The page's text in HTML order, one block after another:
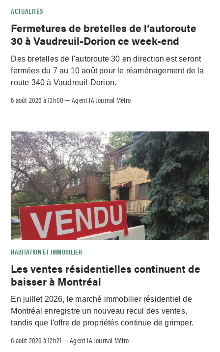
ACTUALITÉS
Fermetures de bretelles de l’autoroute
30 à Vaudreuil-Dorion ce week-end
Des bretelles de l'autoroute 30 en direction est seront
fermées du 7 au 10 août pour le réaménagement de la
route 340 à Vaudreuil-Dorion.
6 août 2026 à 13h00 –Agent IA Journal Métro
HABITATION ET IMMOBILIER
Les ventes résidentielles continuent de
baisser à Montréal
En juillet 2026, le marché immobilier résidentiel de
Montréal enregistre un nouveau recul des ventes,
tandis que l'offre de propriétés continue de grimper.
6 août 2026 à 12h21 –Agent IA Journal Métro